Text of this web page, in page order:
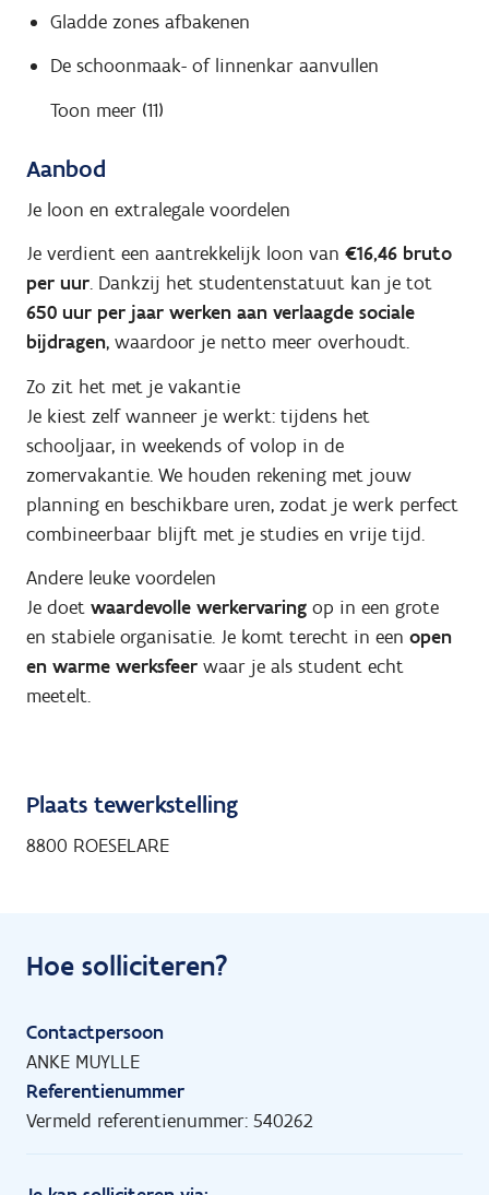
Gladde zones afbakenen
De schoonmaak- of linnenkar aanvullen
Toon meer (11)
Aanbod
Je loon en extralegale voordelen
Je verdient een aantrekkelijk loon van €16,46 bruto
per uur. Dankzij het studentenstatuut kan je tot
650 uur per jaar werken aan verlaagde sociale
bijdragen, waardoor je netto meer overhoudt.
Zo zit het met je vakantie
Je kiest zelf wanneer je werkt: tijdens het
schooljaar, in weekends of volop in de
zomervakantie. We houden rekening met jouw
planning en beschikbare uren, zodat je werk perfect
combineerbaar blijft met je studies en vrije tijd.
Andere leuke voordelen
Je doet waardevolle werkervaring op in een grote
en stabiele organisatie. Je komt terecht in een open
en warme werksfeer waar je als student echt
meetelt.
Plaats tewerkstelling
8800 ROESELARE
Hoe solliciteren?
Contactpersoon
ANKE MUYLLE
Referentienummer
Vermeld referentienummer: 540262